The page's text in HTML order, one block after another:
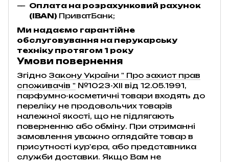
Оплата на розрахунковий рахунок
(IBAN) ПриватБанк;
Ми надаємо гарантійне
обслуговування на перукарську
техніку протягом 1 року
Умови повернення
Згідно Закону України " Про захист прав
споживачів " №1023-XII від 12.05.1991,
парфумно-косметичні товари входять до
переліку не продовольчих товарів
належної якості, що не підлягають
поверненню або обміну. При отриманні
замовлення уважно оглядайте товар в
присутності кур'єра, або представника
служби доставки. Якщо Вам не